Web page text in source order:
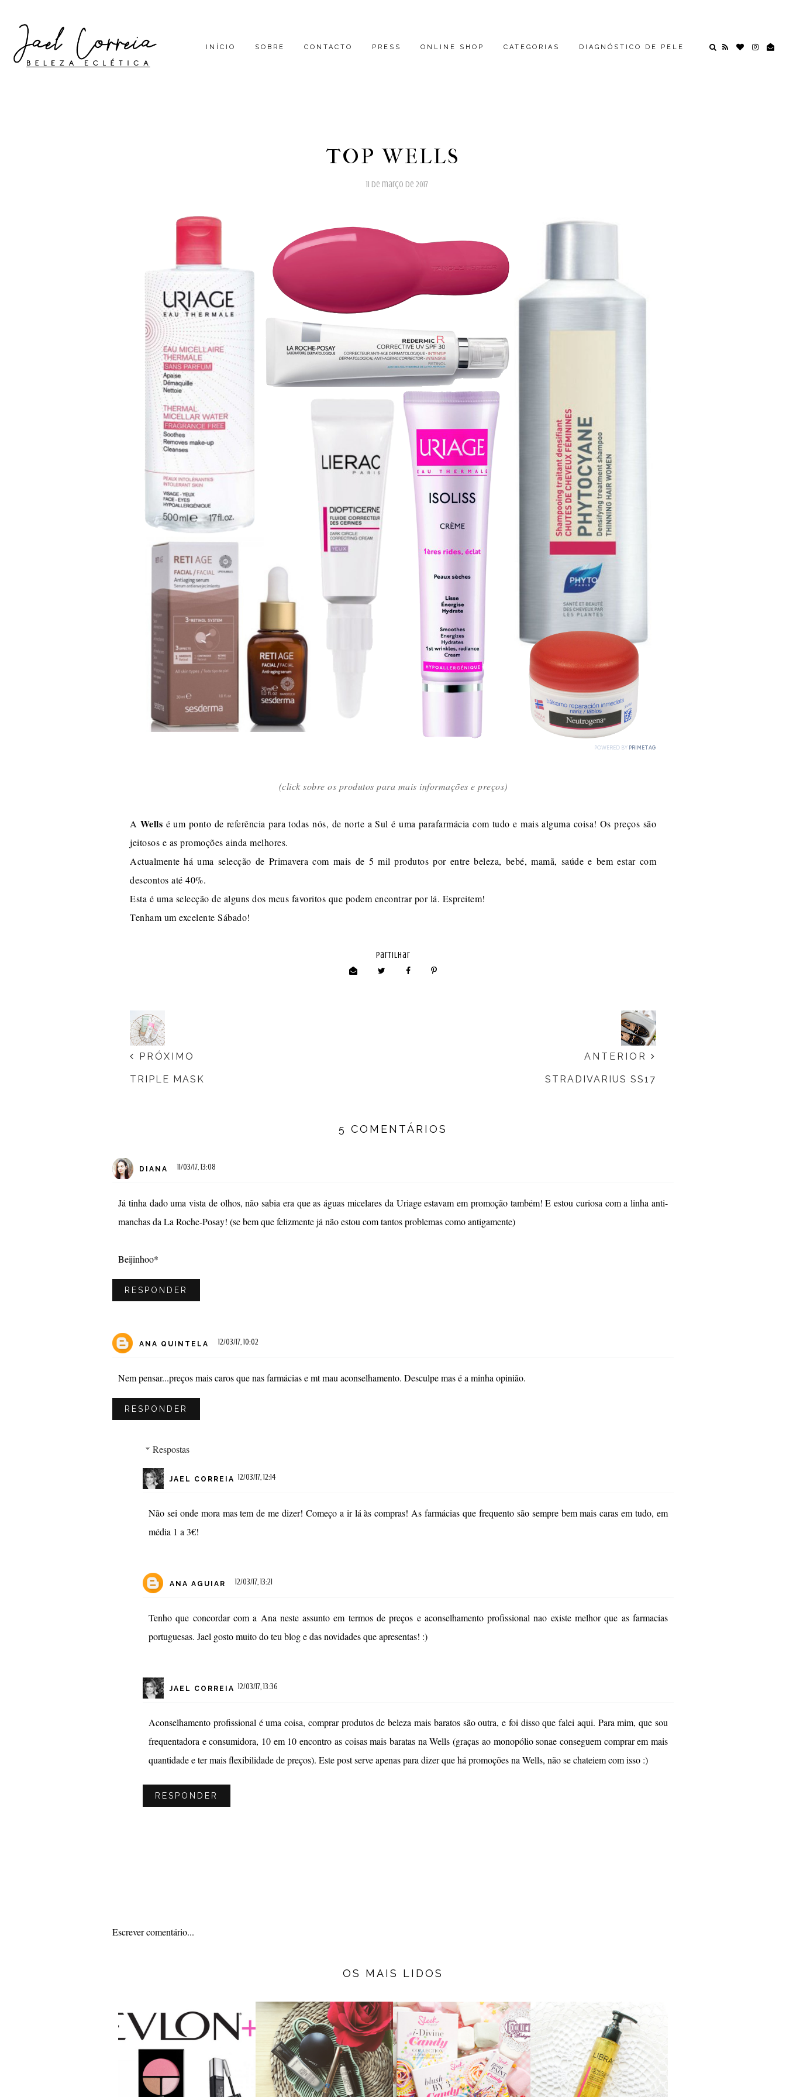
INÍCIO SOBRE CONTACTO PRESS ONLINE SHOP CATEGORIAS DIAGNÓSTICO DE PELE
TOP WELLS
11 de março de 2017
(click sobre os produtos para mais informações e preços)
A Wells é um ponto de referência para todas nós, de norte a Sul é uma parafarmácia com tudo e mais alguma coisa! Os preços são
jeitosos e as promoções ainda melhores.
Actualmente há uma selecção de Primavera com mais de 5 mil produtos por entre beleza, bebé, mamã, saúde e bem estar com
descontos até 40%.
Esta é uma selecção de alguns dos meus favoritos que podem encontrar por lá. Espreitem!
Tenham um excelente Sábado!
partilhar
ANTERIOR
STRADIVARIUS SS17
PRÓXIMO
TRIPLE MASK
5 COMENTÁRIOS
DIANA 11/03/17, 13:08
Já tinha dado uma vista de olhos, não sabia era que as águas micelares da Uriage estavam em promoção também! E estou curiosa com a linha anti-
manchas da La Roche-Posay! (se bem que felizmente já não estou com tantos problemas como antigamente)
Beijinhoo*
RESPONDER
ANA QUINTELA 12/03/17, 10:02
Nem pensar...preços mais caros que nas farmácias e mt mau aconselhamento. Desculpe mas é a minha opinião.
RESPONDER
Respostas
JAEL CORREIA 12/03/17, 12:14
Não sei onde mora mas tem de me dizer! Começo a ir lá às compras! As farmácias que frequento são sempre bem mais caras em tudo, em
média 1 a 3€!
ANA AGUIAR 12/03/17, 13:21
Tenho que concordar com a Ana neste assunto em termos de preços e aconselhamento profissional nao existe melhor que as farmacias
portuguesas. Jael gosto muito do teu blog e das novidades que apresentas! :)
JAEL CORREIA 12/03/17, 13:36
Aconselhamento profissional é uma coisa, comprar produtos de beleza mais baratos são outra, e foi disso que falei aqui. Para mim, que sou
frequentadora e consumidora, 10 em 10 encontro as coisas mais baratas na Wells (graças ao monopólio sonae conseguem comprar em mais
quantidade e ter mais flexibilidade de preços). Este post serve apenas para dizer que há promoções na Wells, não se chateiem com isso :)
RESPONDER
Escrever comentário...
OS MAIS LIDOS